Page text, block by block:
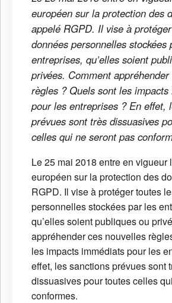
européen sur la protection des
appelé RGPD. Il vise à
données personnelles stockées
entreprises, qu’elles soient
privées. Comment
règles ? Quels sont les
pour les entreprises ? En effet,
prévues sont très dissuasives
celles qui ne seront pas
Le 25 mai 2018 entre en vigueur
européen sur la protection des
RGPD. Il vise à protéger toutes
personnelles stockées par les
qu’elles soient publiques ou
appréhender ces nouvelles
les impacts immédiats pour les
effet, les sanctions prévues sont
dissuasives pour toutes celles
conformes.